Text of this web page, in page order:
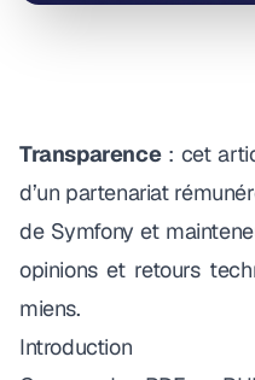
Transparence: cet
d’un partenariat
de Symfony et
opinions et retours
miens.
Introduction